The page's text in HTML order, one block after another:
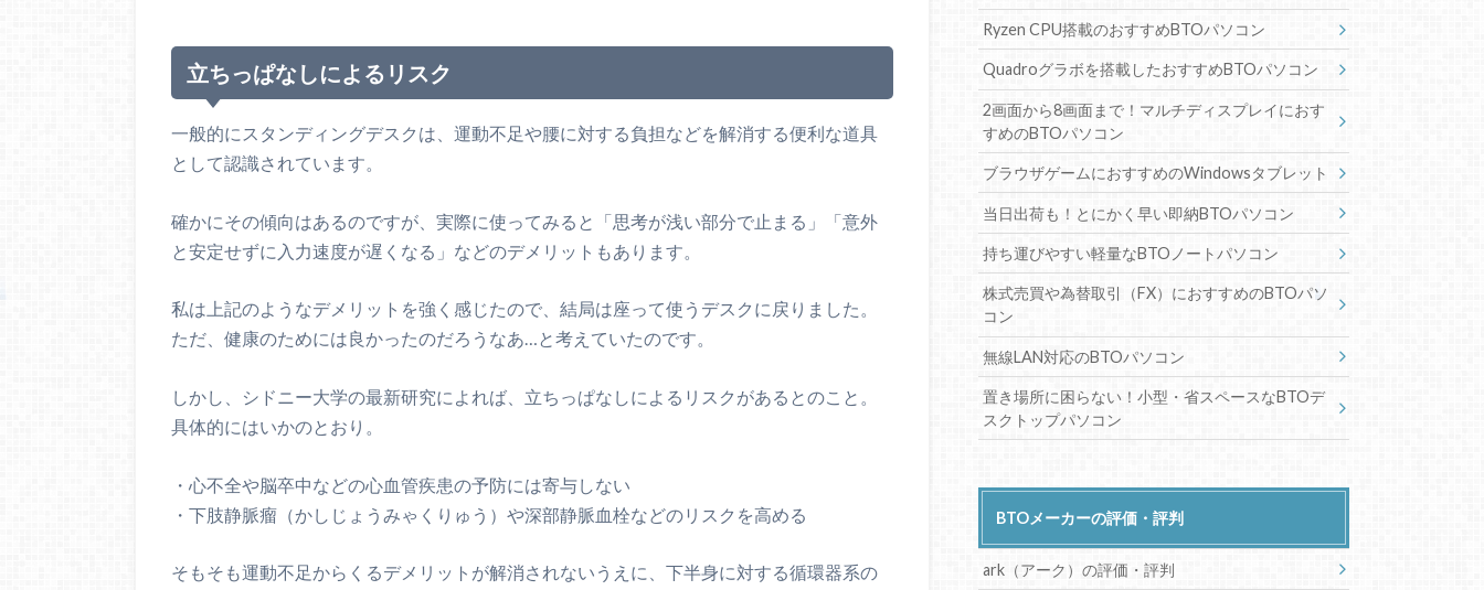
立ちっぱなしによるリスク
一般的にスタンディングデスクは、運動不足や腰に対する負担などを解消する便利な道具
として認識されています。
確かにその傾向はあるのですが、実際に使ってみると「思考が浅い部分で止まる」「意外
と安定せずに入力速度が遅くなる」などのデメリットもあります。
私は上記のようなデメリットを強く感じたので、結局は座って使うデスクに戻りました。
ただ、健康のためには良かったのだろうなあ…と考えていたのです。
しかし、シドニー大学の最新研究によれば、立ちっぱなしによるリスクがあるとのこと。
具体的にはいかのとおり。
・心不全や脳卒中などの心血管疾患の予防には寄与しない
・下肢静脈瘤（かしじょうみゃくりゅう）や深部静脈血栓などのリスクを高める
そもそも運動不足からくるデメリットが解消されないうえに、下半身に対する循環器系の
Ryzen CPU搭載のおすすめBTOパソコン
Quadroグラボを搭載したおすすめBTOパソコン
2画面から8画面まで！マルチディスプレイにおす
すめのBTOパソコン
ブラウザゲームにおすすめのWindowsタブレット
当日出荷も！とにかく早い即納BTOパソコン
持ち運びやすい軽量なBTOノートパソコン
株式売買や為替取引（FX）におすすめのBTOパソ
コン
無線LAN対応のBTOパソコン
置き場所に困らない！小型・省スペースなBTOデ
スクトップパソコン
BTOメーカーの評価・評判
ark（アーク）の評価・評判